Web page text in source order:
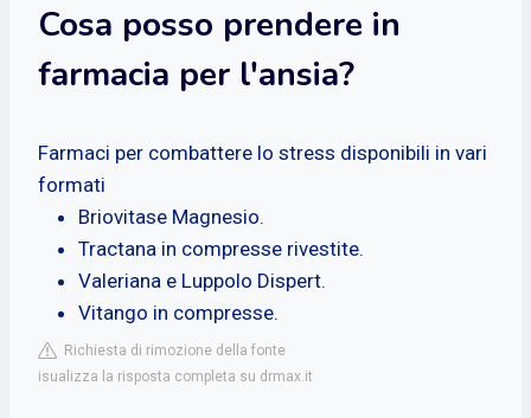
Cosa posso prendere in
farmacia per l'ansia?
Farmaci per combattere lo stress disponibili in vari
formati
Briovitase Magnesio.
Tractana in compresse rivestite.
Valeriana e Luppolo Dispert.
Vitango in compresse.
Richiesta di rimozione della fonte
isualizza la risposta completa su drmax.it